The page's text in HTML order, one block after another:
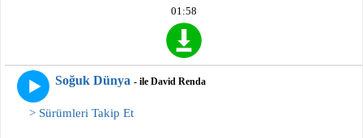
01:58
Soğuk Dünya - ile David Renda
> Sürümleri Takip Et